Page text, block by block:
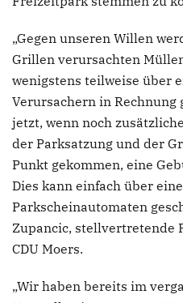
„Gegen unseren Willen
Grillen verursachten
wenigstens teilweise über
Verursachern in Rechnung
jetzt, wenn noch
der Parksatzung und der
Punkt gekommen, eine
Dies kann einfach über
Parkscheinautomaten
Zupancic, stellvertretende
CDU Moers.
„Wir haben bereits im